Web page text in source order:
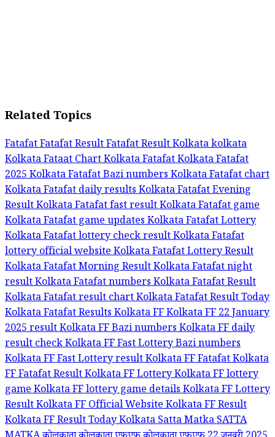
Related Topics
FatafatFatafat ResultFatafat Result Kolkatakolkata
Kolkata Fataat ChartKolkata FatafatKolkata Fatafat
2025Kolkata Fatafat Bazi numbersKolkata Fatafat chart
Kolkata Fatafat daily resultsKolkata Fatafat Evening
ResultKolkata Fatafat fast resultKolkata Fatafat game
Kolkata Fatafat game updatesKolkata Fatafat Lottery
Kolkata Fatafat lottery check resultKolkata Fatafat
lottery official websiteKolkata Fatafat Lottery Result
Kolkata Fatafat Morning ResultKolkata Fatafat night
resultKolkata Fatafat numbersKolkata Fatafat Result
Kolkata Fatafat result chartKolkata Fatafat Result Today
Kolkata Fatafat ResultsKolkata FFKolkata FF 22 January
2025 resultKolkata FF Bazi numbersKolkata FF daily
result checkKolkata FF Fast Lottery Bazi numbers
Kolkata FF Fast Lottery resultKolkata FF FatafatKolkata
FF Fatafat ResultKolkata FF LotteryKolkata FF lottery
gameKolkata FF lottery game detailsKolkata FF Lottery
ResultKolkata FF Official WebsiteKolkata FF Result
Kolkata FF Result TodayKolkata Satta MatkaSATTA